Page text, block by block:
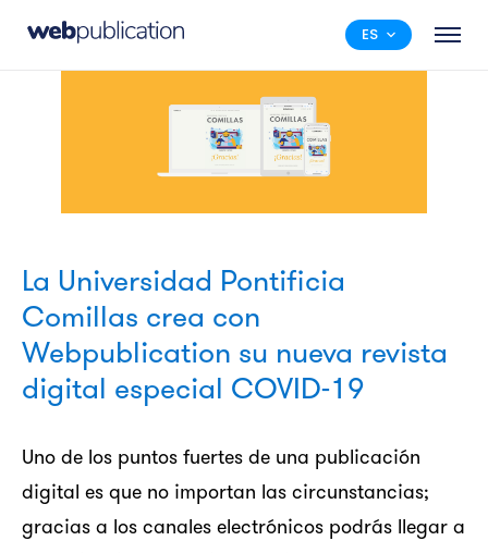
ES
La Universidad Pontificia
Comillas crea con
Webpublication su nueva revista
digital especial COVID-19
Uno de los puntos fuertes de una publicación
digital es que no importan las circunstancias;
gracias a los canales electrónicos podrás llegar a